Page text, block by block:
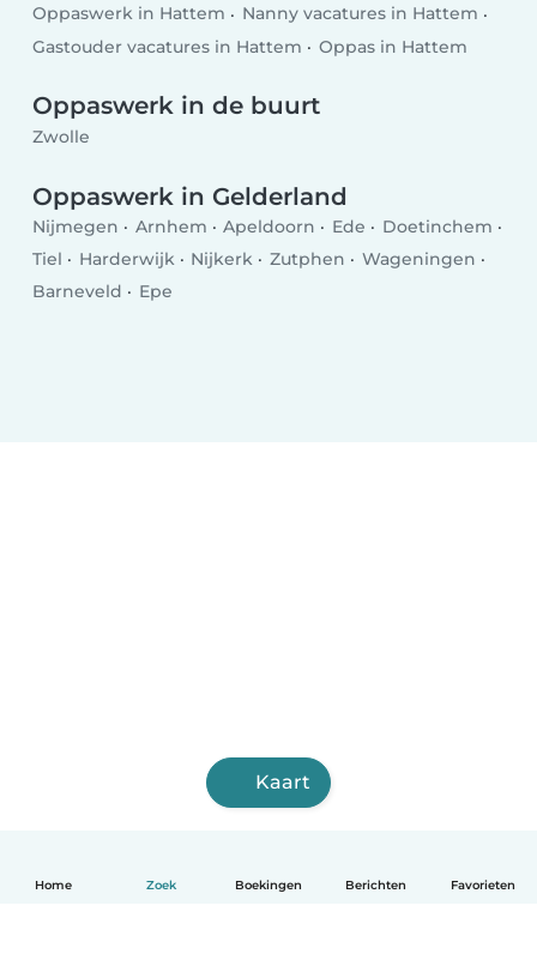
Home Zoek Boekingen Berichten Favorieten
Oppaswerk in Hattem
Nanny vacatures in Hattem
Gastouder vacatures in Hattem
Oppas in Hattem
Oppaswerk in de buurt
Zwolle
Oppaswerk in Gelderland
Nijmegen Arnhem Apeldoorn Ede
Doetinchem
Tiel
Harderwijk Nijkerk Zutphen
Wageningen
Barneveld
Epe
Kaart